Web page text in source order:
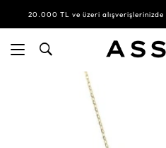
20.000 TL ve üzeri alışverişlerinizde